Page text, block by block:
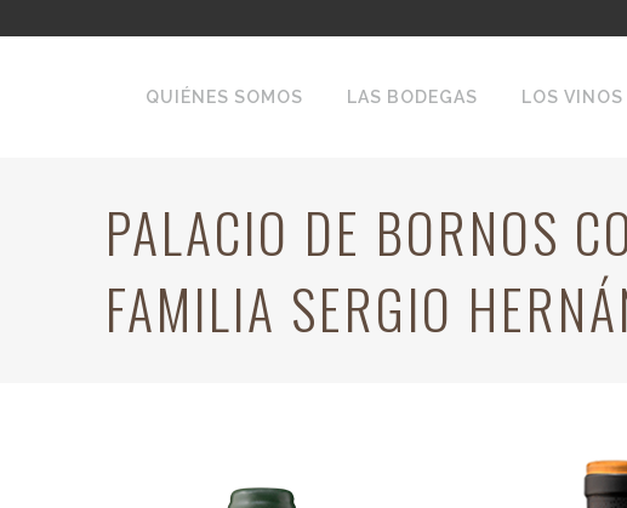
QUIÉNES SOMOS LAS BODEGAS LOS VINOS
PALACIO DE BORNOS
FAMILIA SERGIO